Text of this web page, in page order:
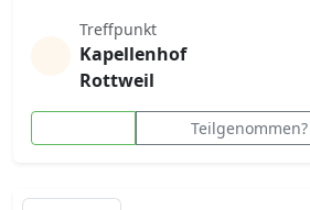
Treffpunkt
Kapellenhof
Rottweil
Teilgenommen?